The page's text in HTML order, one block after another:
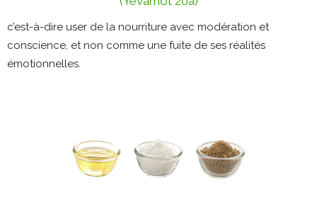
c’est-à-dire user de la nourriture avec modération et
conscience, et non comme une fuite de ses réalités
émotionnelles.